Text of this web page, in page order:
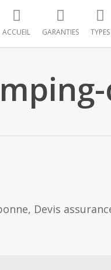
ACCUEIL GARANTIES TYPES
Devis